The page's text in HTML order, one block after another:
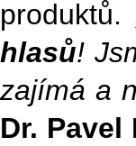
produktů.
hlasů!
zajímá a
Dr.